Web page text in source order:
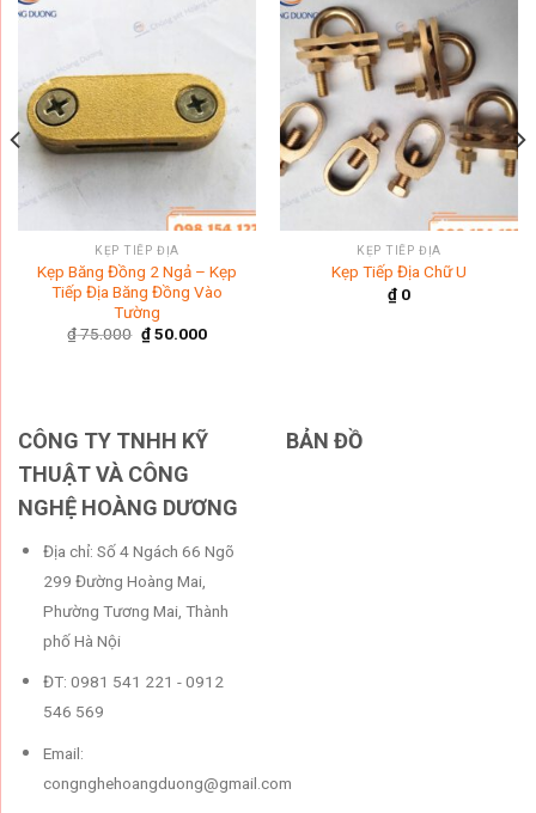
KẸP TIẾP ĐỊA
Kẹp Băng Đồng 2 Ngả – Kẹp
Tiếp Địa Băng Đồng Vào
Tường
₫75.000 Original
price
₫50.000Current
KẸP TIẾP ĐỊA
Kẹp Tiếp Địa Chữ U
₫ 0
CÔNG TY TNHH KỸ
THUẬT VÀ CÔNG
NGHỆ HOÀNG DƯƠNG
Địa chỉ: Số 4 Ngách 66 Ngõ
299 Đường Hoàng Mai,
Phường Tương Mai, Thành
phố Hà Nội
ĐT: 0981 541 221 - 0912
546 569
Email:
congnghehoangduong@gmail.com
BẢN ĐỒ